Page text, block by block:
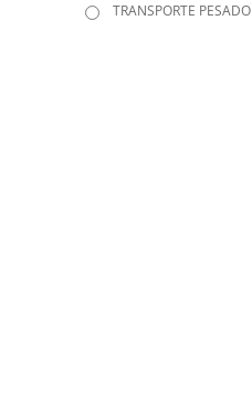
TRANSPORTE PESADO